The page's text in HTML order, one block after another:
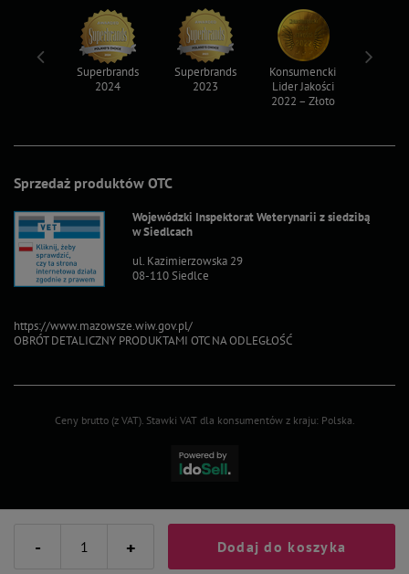
- + Dodaj do koszyka
Sprzedaż produktów OTC
Wojewódzki Inspektorat Weterynarii z siedzibą
w Siedlcach
ul. Kazimierzowska 29
08-110 Siedlce
https://www.mazowsze.wiw.gov.pl/
OBRÓT DETALICZNY PRODUKTAMI OTC NA ODLEGŁOŚĆ
Superbrands
2024
Superbrands
2023
Konsumencki
Lider Jakości
2022 – Złoto
Ceny brutto (z VAT). Stawki VAT dla konsumentów z kraju: Polska